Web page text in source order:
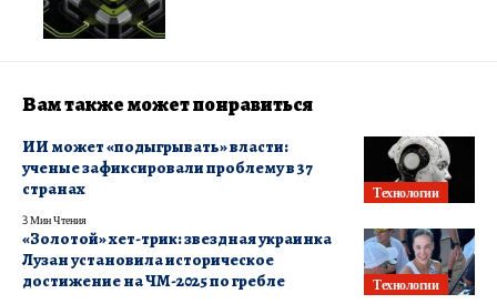
Вам также может понравиться
Технологии
ИИ может «подыгрывать» власти:
ученые зафиксировали проблему в 37
странах
3 Мин Чтения
Технологии
«Золотой» хет-трик: звездная украинка
Лузан установила историческое
достижение на ЧМ-2025 по гребле